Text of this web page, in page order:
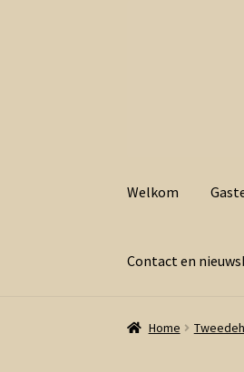
door
naar
Welkom
Contact en
Home